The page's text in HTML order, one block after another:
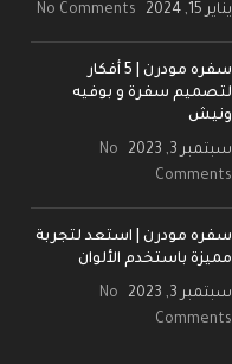
يناير 15, 2024 No Comments
سفره مودرن | 5 أفكار
لتصميم سفرة و بوفيه
ونيش
سبتمبر 3, 2023
No
Comments
سفره مودرن | استعد لتجربة
مميزة باستخدم الألوان
سبتمبر 3, 2023
No
Comments